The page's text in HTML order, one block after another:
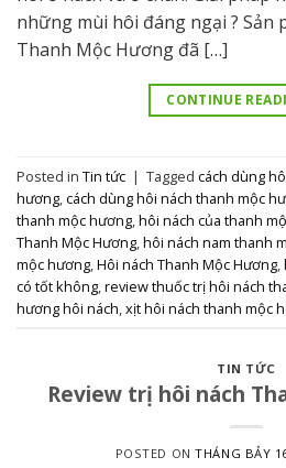
những mùi hôi đáng ngại ? Sản
Thanh Mộc Hương đã […]
CONTINUE
Posted in Tin tức | Tagged cách dùng
hương,cách dùng hôi nách thanh mộc
thanh mộc hương,hôi nách của thanh
Thanh Mộc Hương,hôi nách nam thanh
mộc hương,Hôi nách Thanh Mộc Hương,
có tốt không,review thuốc trị hôi nách
hương hôi nách,xịt hôi nách thanh mộc
TIN TỨC
Review trị hôi nách
POSTED ONTHÁNG BẢY